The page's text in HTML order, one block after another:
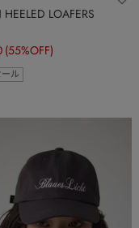
HEELED LOAFERS
(55%OFF)
ル